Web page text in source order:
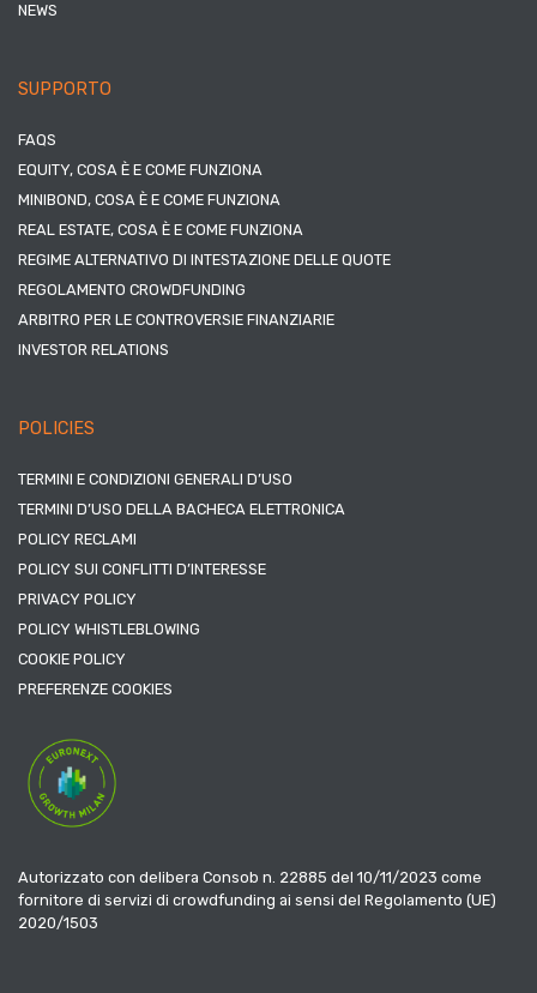
NEWS
SUPPORTO
FAQS
EQUITY, COSA È E COME FUNZIONA
MINIBOND, COSA È E COME FUNZIONA
REAL ESTATE, COSA È E COME FUNZIONA
REGIME ALTERNATIVO DI INTESTAZIONE DELLE QUOTE
REGOLAMENTO CROWDFUNDING
ARBITRO PER LE CONTROVERSIE FINANZIARIE
INVESTOR RELATIONS
POLICIES
TERMINI E CONDIZIONI GENERALI D’USO
TERMINI D’USO DELLA BACHECA ELETTRONICA
POLICY RECLAMI
POLICY SUI CONFLITTI D’INTERESSE
PRIVACY POLICY
POLICY WHISTLEBLOWING
COOKIE POLICY
PREFERENZE COOKIES
Autorizzato con delibera Consob n. 22885 del 10/11/2023 come
fornitore di servizi di crowdfunding ai sensi del Regolamento (UE)
2020/1503